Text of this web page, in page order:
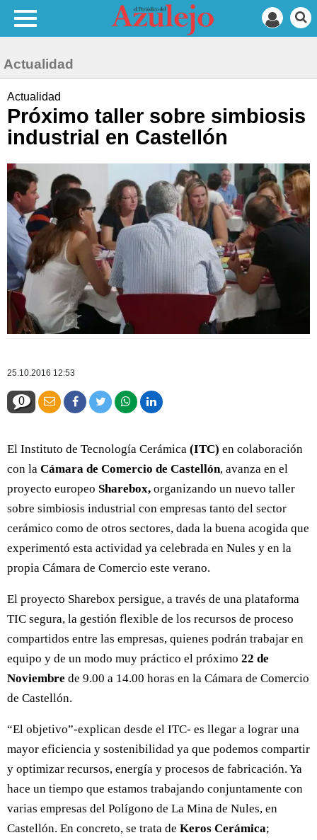
Actualidad
Actualidad
Próximo taller sobre simbiosis
industrial en Castellón
25.10.2016 12:53
0
El Instituto de Tecnología Cerámica (ITC) en colaboración
con la Cámara de Comercio de Castellón, avanza en el
proyecto europeo Sharebox, organizando un nuevo taller
sobre simbiosis industrial con empresas tanto del sector
cerámico como de otros sectores, dada la buena acogida que
experimentó esta actividad ya celebrada en Nules y en la
propia Cámara de Comercio este verano.
El proyecto Sharebox persigue, a través de una plataforma
TIC segura, la gestión flexible de los recursos de proceso
compartidos entre las empresas, quienes podrán trabajar en
equipo y de un modo muy práctico el próximo 22 de
Noviembre de 9.00 a 14.00 horas en la Cámara de Comercio
de Castellón.
“El objetivo”-explican desde el ITC- es llegar a lograr una
mayor eficiencia y sostenibilidad ya que podemos compartir
y optimizar recursos, energía y procesos de fabricación. Ya
hace un tiempo que estamos trabajando conjuntamente con
varias empresas del Polígono de La Mina de Nules, en
Castellón. En concreto, se trata de Keros Cerámica;